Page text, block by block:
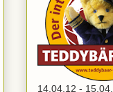
14.04.12 -